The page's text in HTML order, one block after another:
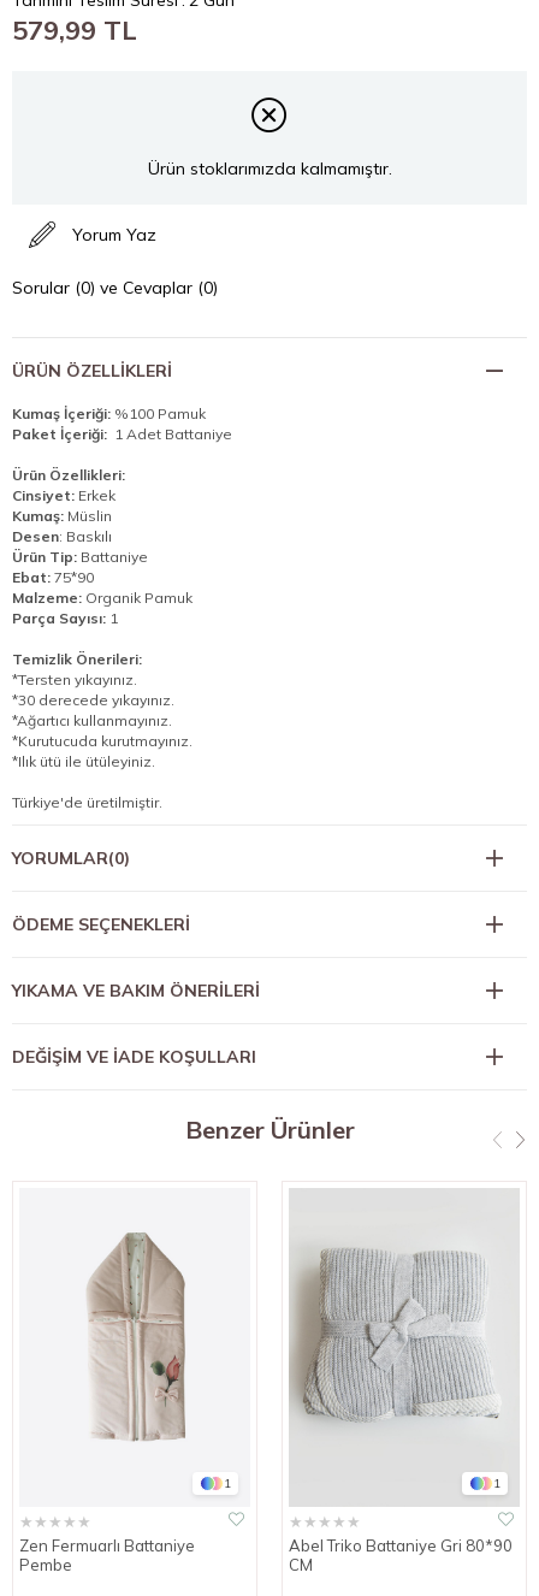
579,99 TL
Ürün stoklarımızda kalmamıştır.
Yorum Yaz
Sorular (0) ve Cevaplar (0)
ÜRÜN ÖZELLIKLERI
Kumaş İçeriği: %100 Pamuk
Paket İçeriği: 1 Adet Battaniye
Ürün Özellikleri:
Cinsiyet: Erkek
Kumaş: Müslin
Desen: Baskılı
Ürün Tip: Battaniye
Ebat: 75*90
Malzeme: Organik Pamuk
Parça Sayısı: 1
Temizlik Önerileri:
*Tersten yıkayınız.
*30 derecede yıkayınız.
*Ağartıcı kullanmayınız.
*Kurutucuda kurutmayınız.
*Ilık ütü ile ütüleyiniz.
Türkiye'de üretilmiştir.
YORUMLAR(0)
ÖDEME SEÇENEKLERI
YIKAMA VE BAKIM ÖNERİLERİ
DEĞİŞİM VE İADE KOŞULLARI
Benzer Ürünler
1
★★★★★
Zen Fermuarlı Battaniye
Pembe
1
★★★★★
Abel Triko Battaniye Gri 80*90
CM